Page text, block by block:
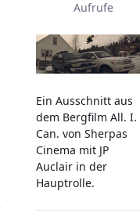
Aufrufe
Ein Ausschnitt aus
dem Bergfilm All. I.
Can. von Sherpas
Cinema mit JP
Auclair in der
Hauptrolle.